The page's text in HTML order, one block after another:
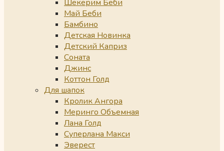
Шекерим Беби
Май Беби
Бамбино
Детская Новинка
Детский Каприз
Соната
Джинс
Коттон Голд
Для шапок
Кролик Ангора
Меринго Объемная
Лана Голд
Суперлана Макси
Эверест